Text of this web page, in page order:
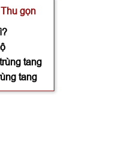
Thu gọn
tang
tang